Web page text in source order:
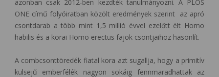
azonban csak 2012-ben kezdték tanulmányozni. A PLOS
ONE című folyóiratban közölt eredmények szerint az apró
csontdarab a több mint 1,5 millió évvel ezelőtt élt Homo
habilis és a korai Homo erectus fajok csontjaihoz hasonlít.
A combcsonttöredék fiatal kora azt sugallja, hogy a primitív
külsejű emberfélék nagyon sokáig fennmaradhattak az